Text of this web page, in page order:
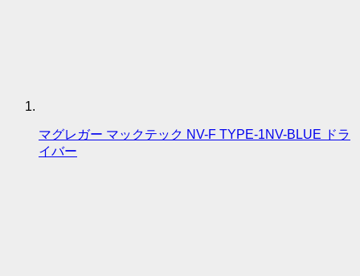
マグレガー マックテック NV-F TYPE-1NV-BLUE ドラ
イバー